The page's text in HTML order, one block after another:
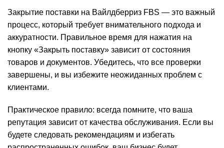
Закрытие поставки на Вайлдберриз FBS — это важный
процесс, который требует внимательного подхода и
аккуратности. Правильное время для нажатия на
кнопку «Закрыть поставку» зависит от состояния
товаров и документов. Убедитесь, что все проверки
завершены, и вы избежите неожиданных проблем с
клиентами.
Практическое правило: всегда помните, что ваша
репутация зависит от качества обслуживания. Если вы
будете следовать рекомендациям и избегать